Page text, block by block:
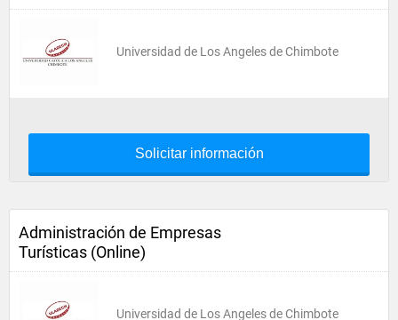
Universidad de Los Angeles de Chimbote
Solicitar información
Administración de Empresas
Turísticas (Online)
Universidad de Los Angeles de Chimbote